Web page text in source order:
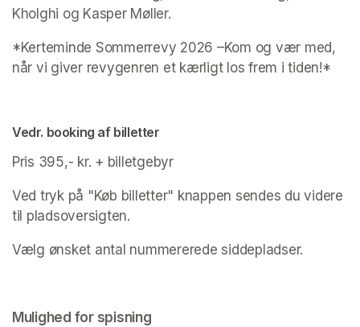
Kholghi og Kasper Møller.
*Kerteminde Sommerrevy 2026 –Kom og vær med,
når vi giver revygenren et kærligt los frem i tiden!*
Vedr. booking af billetter
Pris 395,- kr. + billetgebyr
Ved tryk på "Køb billetter" knappen sendes du videre
til pladsoversigten.
Vælg ønsket antal nummererede siddepladser.
(opens in a new tab)
Mulighed for spisning